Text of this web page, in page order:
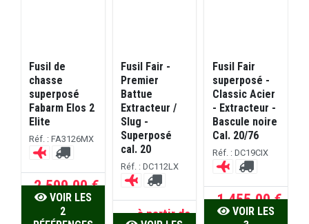
Fusil de
chasse
superposé
Fabarm Elos 2
Elite
Réf. : FA3126MX
2.599,00 €
VOIR LES
2
Fusil Fair -
Premier
Battue
Extracteur /
Slug -
Superposé
cal. 20
Réf. : DC112LX
à partir de
Fusil Fair
superposé -
Classic Acier
- Extracteur -
Bascule noire
Cal. 20/76
Réf. : DC19CIX
1.455,00 €
VOIR LES